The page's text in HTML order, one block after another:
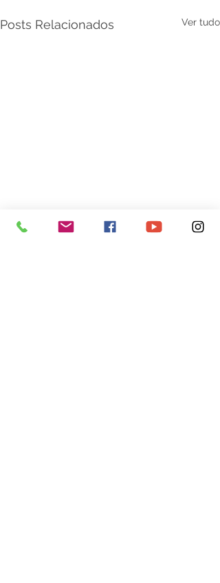
Posts Relacionados Ver tudo